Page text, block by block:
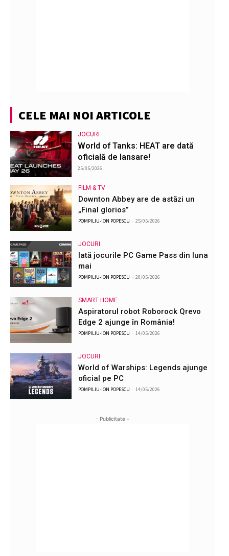
CELE MAI NOI ARTICOLE
JOCURI
World of Tanks: HEAT are dată
oficială de lansare!
25/05/2026
FILM & TV
Downton Abbey are de astăzi un
„Final glorios”
POMPILIU-ION POPESCU - 25/05/2026
JOCURI
Iată jocurile PC Game Pass din luna
mai
POMPILIU-ION POPESCU - 20/05/2026
SMART HOME
Aspiratorul robot Roborock Qrevo
Edge 2 ajunge în România!
POMPILIU-ION POPESCU - 14/05/2026
JOCURI
World of Warships: Legends ajunge
oficial pe PC
POMPILIU-ION POPESCU - 14/05/2026
- Publicitate -